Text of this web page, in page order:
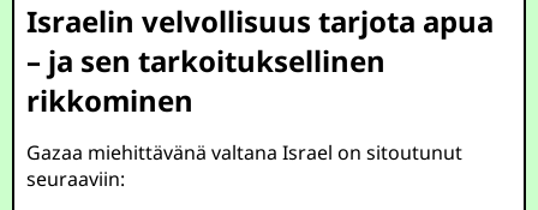
Israelin velvollisuus tarjota apua
– ja sen tarkoituksellinen
rikkominen
Gazaa miehittävänä valtana Israel on sitoutunut
seuraaviin: